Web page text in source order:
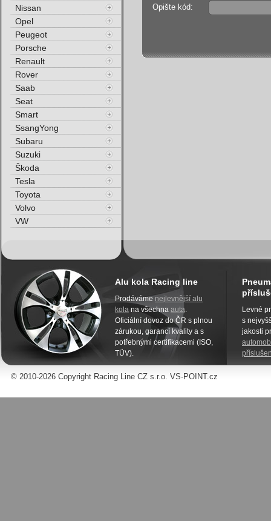
Opište kód:
Nissan
Opel
Peugeot
Porsche
Renault
Rover
Saab
Seat
Smart
SsangYong
Subaru
Suzuki
Škoda
Tesla
Toyota
Volvo
VW
Alu kola Racing line
Prodáváme nejlevnější alu
kola na všechna auta.
Oficiální dovoz do ČR s plnou
zárukou, garancí kvality a s
potřebnými certifikacemi (ISO,
TÜV).
Levné
s
jakosti
© 2010-2026 Copyright Racing Line CZ s.r.o. VS-POINT.cz